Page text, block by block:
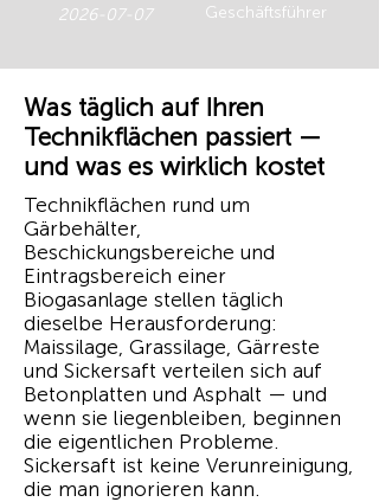
2026-07-07
Geschäftsführer
Was täglich auf Ihren
Technikflächen passiert —
und was es wirklich kostet
Technikflächen rund um
Gärbehälter,
Beschickungsbereiche und
Eintragsbereich einer
Biogasanlage stellen täglich
dieselbe Herausforderung:
Maissilage, Grassilage, Gärreste
und Sickersaft verteilen sich auf
Betonplatten und Asphalt — und
wenn sie liegenbleiben, beginnen
die eigentlichen Probleme.
Sickersaft ist keine Verunreinigung,
die man ignorieren kann.